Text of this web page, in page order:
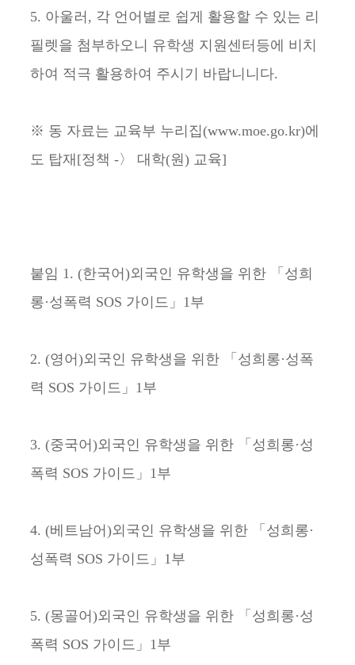
5. 아울러, 각 언어별로 쉽게 활용할 수 있는 리
필렛을 첨부하오니 유학생 지원센터등에 비치
하여 적극 활용하여 주시기 바랍니니다.
※ 동 자료는 교육부 누리집(www.moe.go.kr)에
도 탑재[정책 -〉 대학(원) 교육]
붙임 1. (한국어)외국인 유학생을 위한 「성희
롱·성폭력 SOS 가이드」1부
2. (영어)외국인 유학생을 위한 「성희롱·성폭
력 SOS 가이드」1부
3. (중국어)외국인 유학생을 위한 「성희롱·성
폭력 SOS 가이드」1부
4. (베트남어)외국인 유학생을 위한 「성희롱·
성폭력 SOS 가이드」1부
5. (몽골어)외국인 유학생을 위한 「성희롱·성
폭력 SOS 가이드」1부